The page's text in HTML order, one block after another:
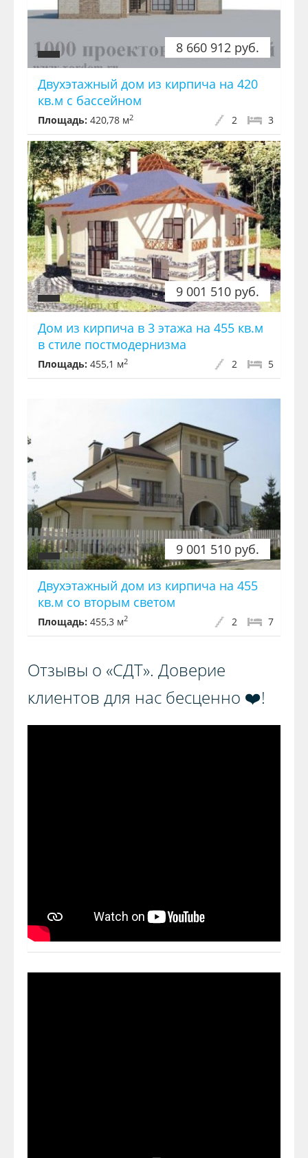
8 660 912 руб.
Двухэтажный дом из кирпича на 420
кв.м с бассейном
Площадь: 420,78 м2 3
2
9 001 510 руб.
Дом из кирпича в 3 этажа на 455 кв.м
в стиле постмодернизма
Площадь: 455,1 м2 5
2
9 001 510 руб.
Двухэтажный дом из кирпича на 455
кв.м со вторым светом
Площадь: 455,3 м2 7
2
Отзывы о «СДТ». Доверие
клиентов для нас бесценно ❤️!